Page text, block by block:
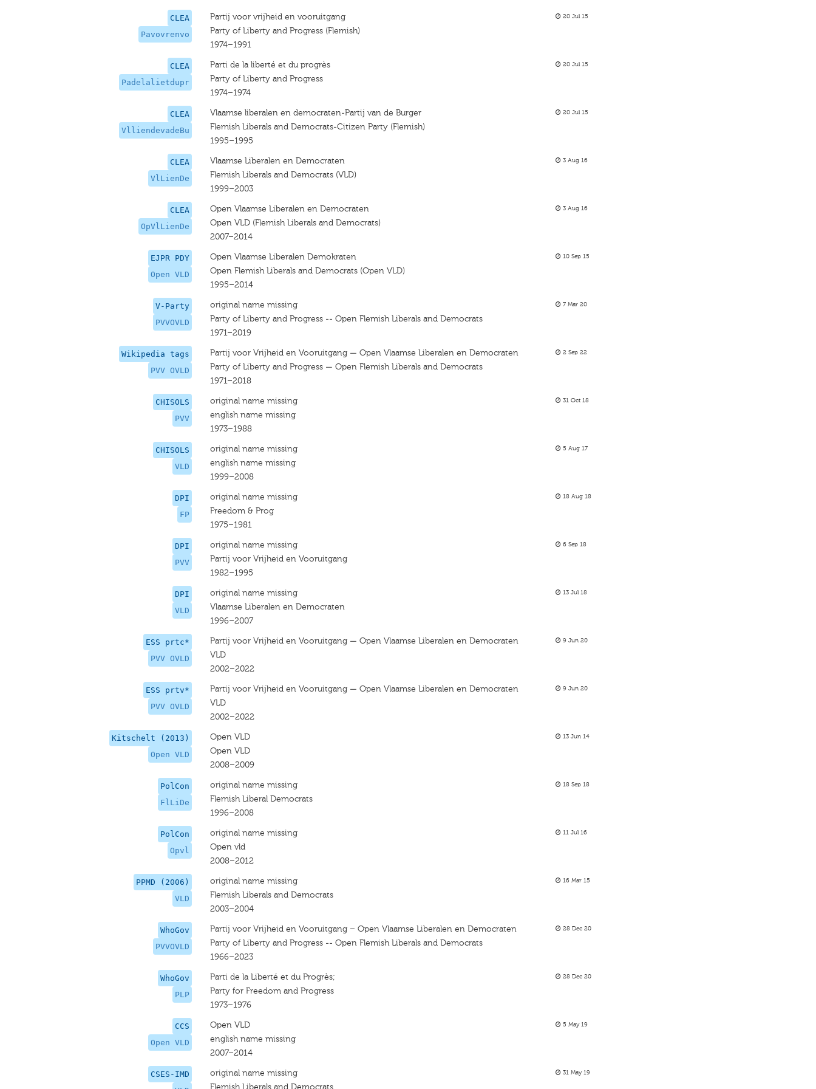
CLEA
Pavovrenvo
Partij voor vrijheid en vooruitgang
Party of Liberty and Progress (Flemish)
1974–1991
20 Jul 15
CLEA
Padelalietdupr
Parti de la liberté et du progrès
Party of Liberty and Progress
1974–1974
20 Jul 15
CLEA
VlliendevadeBu
Vlaamse liberalen en democraten-Partij van de Burger
Flemish Liberals and Democrats-Citizen Party (Flemish)
1995–1995
20 Jul 15
CLEA
VlLienDe
Vlaamse Liberalen en Democraten
Flemish Liberals and Democrats (VLD)
1999–2003
3 Aug 16
CLEA
OpVlLienDe
Open Vlaamse Liberalen en Democraten
Open VLD (Flemish Liberals and Democrats)
2007–2014
3 Aug 16
EJPR PDY
Open VLD
Open Vlaamse Liberalen Demokraten
Open Flemish Liberals and Democrats (Open VLD)
1995–2014
10 Sep 15
V-Party
PVVOVLD
original name missing
Party of Liberty and Progress -- Open Flemish Liberals and Democrats
1971–2019
7 Mar 20
Wikipedia tags
PVV OVLD
Partij voor Vrijheid en Vooruitgang — Open Vlaamse Liberalen en Democraten
Party of Liberty and Progress — Open Flemish Liberals and Democrats
1971–2018
2 Sep 22
CHISOLS
PVV
original name missing
english name missing
1973–1988
31 Oct 18
CHISOLS
VLD
original name missing
english name missing
1999–2008
5 Aug 17
DPI
FP
original name missing
Freedom & Prog
1975–1981
18 Aug 18
DPI
PVV
original name missing
Partij voor Vrijheid en Vooruitgang
1982–1995
6 Sep 18
DPI
VLD
original name missing
Vlaamse Liberalen en Democraten
1996–2007
13 Jul 18
ESS prtc*
PVV OVLD
Partij voor Vrijheid en Vooruitgang — Open Vlaamse Liberalen en Democraten
VLD
2002–2022
9 Jun 20
ESS prtv*
PVV OVLD
Partij voor Vrijheid en Vooruitgang — Open Vlaamse Liberalen en Democraten
VLD
2002–2022
9 Jun 20
Kitschelt (2013)
Open VLD
Open VLD
Open VLD
2008–2009
13 Jun 14
PolCon
FlLiDe
original name missing
Flemish Liberal Democrats
1996–2008
18 Sep 18
PolCon
Opvl
original name missing
Open vld
2008–2012
11 Jul 16
PPMD (2006)
VLD
original name missing
Flemish Liberals and Democrats
2003–2004
16 Mar 15
WhoGov
PVVOVLD
Partij voor Vrijheid en Vooruitgang – Open Vlaamse Liberalen en Democraten
Party of Liberty and Progress -- Open Flemish Liberals and Democrats
1966–2023
28 Dec 20
WhoGov
PLP
Parti de la Liberté et du Progrès;
Party for Freedom and Progress
1973–1976
28 Dec 20
CCS
Open VLD
Open VLD
english name missing
2007–2014
5 May 19
CSES-IMD
original name missing
Flemish Liberals and Democrats
31 May 19